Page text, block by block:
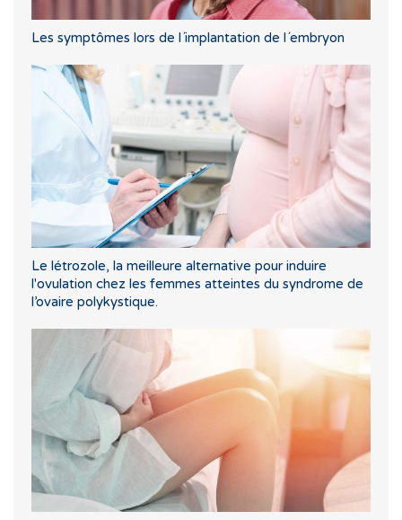
Les symptômes lors de l´implantation de l´embryon
Le létrozole, la meilleure alternative pour induire
l'ovulation chez les femmes atteintes du syndrome de
l’ovaire polykystique.